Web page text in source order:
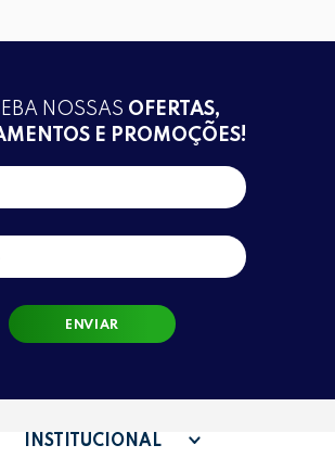
NOSSAS OFERTAS,
E PROMOÇÕES!
ENVIAR
INSTITUCIONAL